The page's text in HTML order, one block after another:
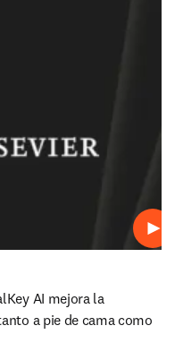
AI mejora la
a pie de cama como